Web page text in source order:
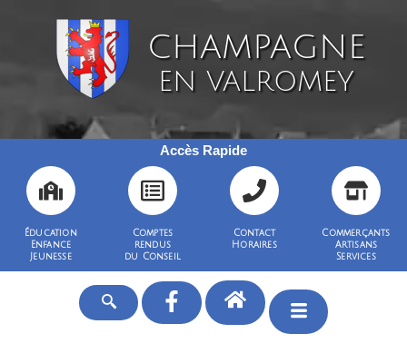
CHAMPAGNE
EN VALROMEY
Accès Rapide
Éducation
Enfance
Jeunesse
Comptes
rendus
du Conseil
Contact
Horaires
Commerçants
Artisans
Services